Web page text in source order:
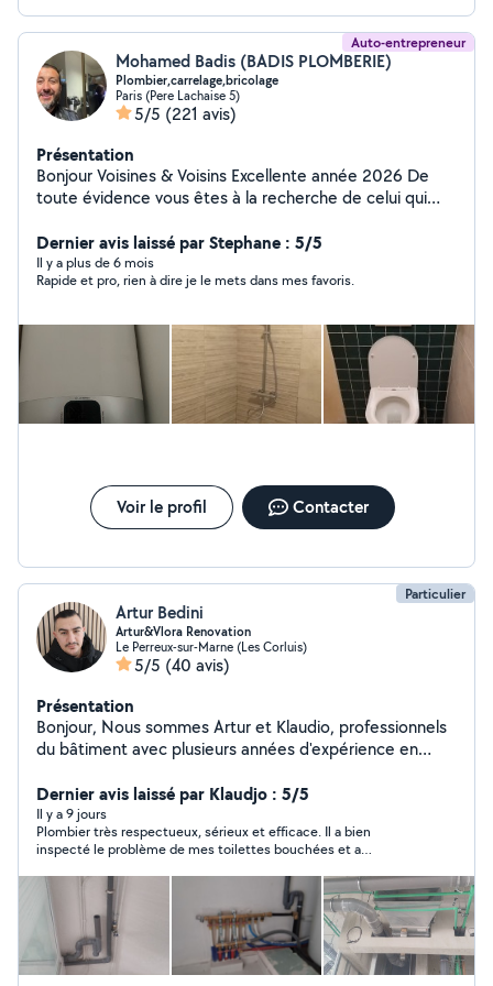
Auto-entrepreneur
Mohamed Badis (BADIS PLOMBERIE)
Plombier,carrelage,bricolage
Paris (Pere Lachaise 5)
5/5 (221 avis)
Présentation
Bonjour Voisines & Voisins Excellente année 2026 De
toute évidence vous êtes à la recherche de celui qui
Je ne peux dire être le meilleur mais ce que je certifie
est mon travail, sérieux et l'honnêteté. Je ne pourrai pas
non plus faire cette prestation gratuitement car vous
vie est utile pour perdurer. Réactif aux demandes
plomberies, carrelages, peintures, carrelages,
maçonneries. Je vis sur PARIS 20e, je me déplace sur
quelques arrondissements de Paris et quelques villes
limitrophes du 20eme 24/7 travail dans l'URGENCE Pour
Propre et efficace. hydrocurage (nettoyage haute
pression canalisation, dégorgement ). . Merci d'avoir pris
le temps de me lire, Bien à vous
Dernier avis laissé par Stephane : 5/5
Il y a plus de 6 mois
Rapide et pro, rien à dire je le mets dans mes favoris.
Voir le profil Contacter
Particulier
Artur Bedini
Artur&Vlora Renovation
Le Perreux-sur-Marne (Les Corluis)
5/5 (40 avis)
Présentation
Bonjour, Nous sommes Artur et Klaudio, professionnels
du bâtiment avec plusieurs années d'expérience en
plomberie, dépannage, installation, débouchage, ainsi
que divers travaux de bricolage et de rénovation. Nous
sommes disponibles du lundi au vendredi à partir de
17h00, ainsi que toute la journée les week-ends. Pour
toute intervention ou demande de devis, n'hésitez pas à
nous contacter : Artur : zéro sept cinquante-huit
soixante-quinze quatre-vingt-quatre soixante-cinq
Klaudio : zéro sept cinquante et un quarante-deux
soixante-douze quarante-cinq Nous nous engageons à
Dernier avis laissé par Klaudjo : 5/5
Il y a 9 jours
Plombier très respectueux, sérieux et efficace. Il a bien
inspecté le problème de mes toilettes bouchées et a
a réglé le problème correctement. Je suis très satisfait de son
travail, merci encore M.Artur